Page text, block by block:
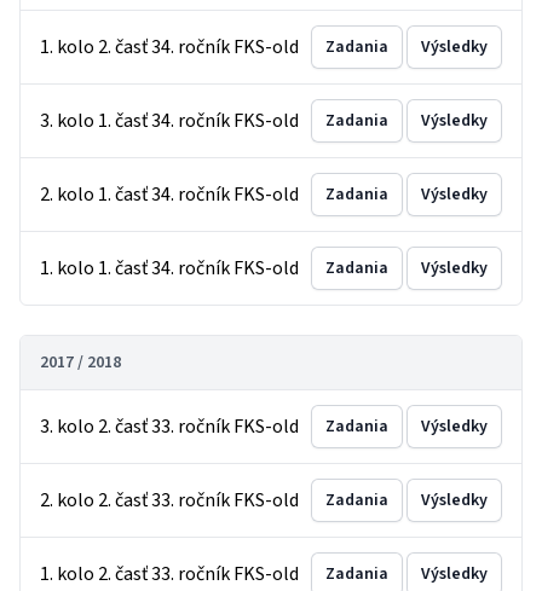
1. kolo 2. časť 34. ročník FKS-old Zadania Výsledky
3. kolo 1. časť 34. ročník FKS-old Zadania Výsledky
2. kolo 1. časť 34. ročník FKS-old Zadania Výsledky
1. kolo 1. časť 34. ročník FKS-old Zadania Výsledky
2017 / 2018
3. kolo 2. časť 33. ročník FKS-old Zadania Výsledky
2. kolo 2. časť 33. ročník FKS-old Zadania Výsledky
1. kolo 2. časť 33. ročník FKS-old Zadania Výsledky